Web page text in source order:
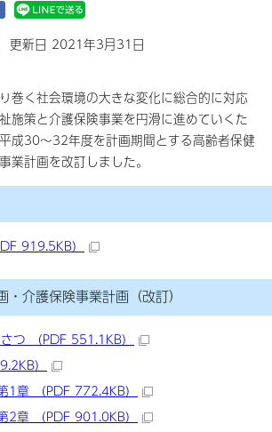
更新日 2021年3月31日
巻く社会環境の大きな変化に総合的に対応
施策と介護保険事業を円滑に進めていくた
成30～32年度を計画期間とする高齢者保健
業計画を改訂しました。
919.5KB）
介護保険事業計画（改訂）
つ （PDF 551.1KB）
）
（PDF 772.4KB）
（PDF 901.0KB）